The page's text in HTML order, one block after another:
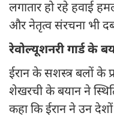
लगातार हो रहे हवाई
और नेतृत्व संरचना भी
रेवोल्यूशनरी गार्ड के
ईरान के सशस्त्र बलों
शेखरची के बयान ने
कहा कि ईरान ने उन